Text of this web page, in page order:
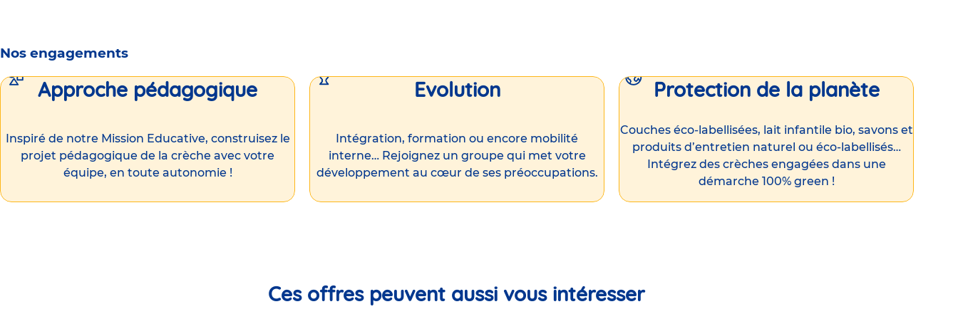
Nos engagements
Approche pédagogique
Inspiré de notre Mission Educative, construisez le
projet pédagogique de la crèche avec votre
équipe, en toute autonomie !
Evolution
Intégration, formation ou encore mobilité
interne… Rejoignez un groupe qui met votre
développement au cœur de ses préoccupations.
Protection de la planète
Couches éco-labellisées, lait infantile bio, savons et
produits d’entretien naturel ou éco-labellisés…
Intégrez des crèches engagées dans une
démarche 100% green !
Ces offres peuvent aussi vous intéresser